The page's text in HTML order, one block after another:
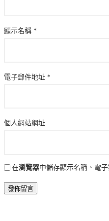
顯示名稱 *
電子郵件地址 *
個人網站網址
在瀏覽器中儲存顯示名稱、電